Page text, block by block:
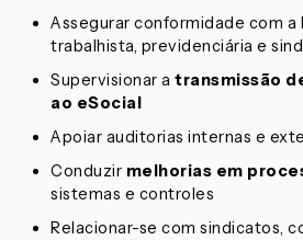
Assegurar conformidade com a
trabalhista, previdenciária e
Supervisionar a transmissão
ao eSocial
Apoiar auditorias internas e
Conduzir melhorias em
sistemas e controles
Relacionar-se com sindicatos,